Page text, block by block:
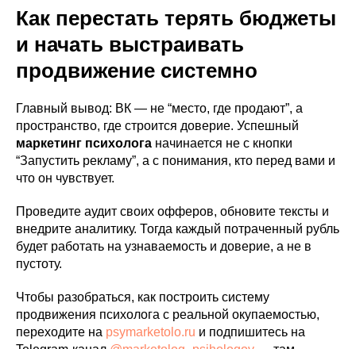
Как перестать терять бюджеты
и начать выстраивать
продвижение системно
Главный вывод: ВК — не “место, где продают”, а
пространство, где строится доверие. Успешный
маркетинг психолога начинается не с кнопки
“Запустить рекламу”, а с понимания, кто перед вами и
что он чувствует.
Проведите аудит своих офферов, обновите тексты и
внедрите аналитику. Тогда каждый потраченный рубль
будет работать на узнаваемость и доверие, а не в
пустоту.
Чтобы разобраться, как построить систему
продвижения психолога с реальной окупаемостью,
переходите на psymarketolo.ru и подпишитесь на